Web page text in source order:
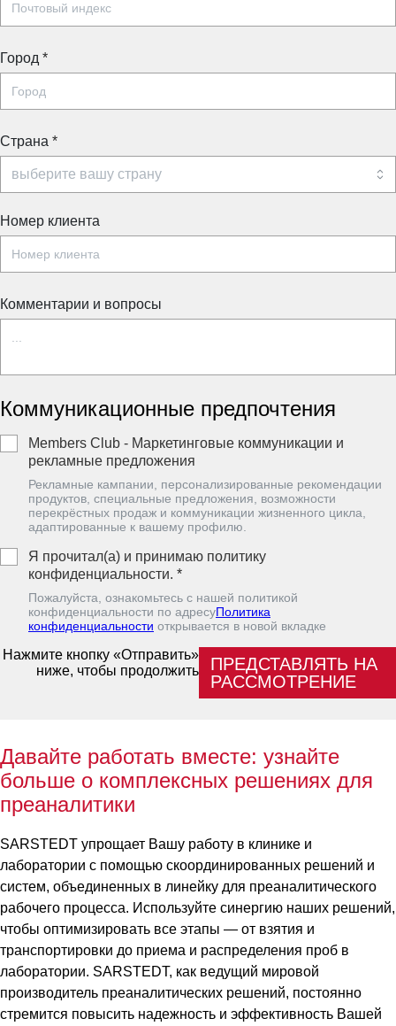
Город *
Страна *
Номер клиента
Комментарии и вопросы
Коммуникационные предпочтения
Members Club - Маркетинговые коммуникации и
рекламные предложения
Рекламные кампании, персонализированные рекомендации
продуктов, специальные предложения, возможности
перекрёстных продаж и коммуникации жизненного цикла,
адаптированные к вашему профилю.
Я прочитал(а) и принимаю политику
конфиденциальности. *
Пожалуйста, ознакомьтесь с нашей политикой
конфиденциальности по адресуПолитика
конфиденциальности oткрывается в новой вкладке
Нажмите кнопку «Отправить»
ниже, чтобы продолжить
ПРЕДСТАВЛЯТЬ НА
РАССМОТРЕНИЕ
Давайте работать вместе: узнайте
больше о комплексных решениях для
преаналитики
SARSTEDT упрощает Вашу работу в клинике и
лаборатории с помощью скоординированных решений и
систем, объединенных в линейку для преаналитического
рабочего процесса. Используйте синергию наших решений,
чтобы оптимизировать все этапы — от взятия и
транспортировки до приема и распределения проб в
лаборатории. SARSTEDT, как ведущий мировой
производитель преаналитических решений, постоянно
стремится повысить надежность и эффективность Вашей